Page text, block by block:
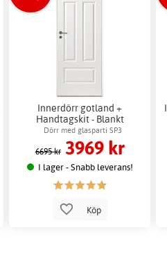
Innerdörr gotland +
Handtagskit - Blankt
Dörr med glasparti SP3
6695 kr 3969 kr
I lager - Snabb leverans!
Köp